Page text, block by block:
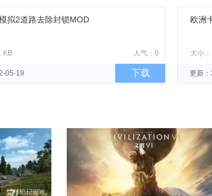
拟2道路去除封锁MOD
人气：0
KB
下载
05-19
欧洲
大小
更新